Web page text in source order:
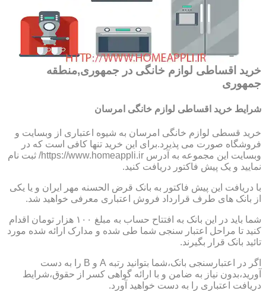
خرید اقساطی لوازم خانگی در جمهوری,منطقه
جمهوری
شرایط خرید اقساطی لوازم خانگی امرسان
خرید قسطی لوازم خانگی امرسان به شیوه اعتباری از وبسایت و
فروشگاه صورت می پذیرد.برای این خرید تنها کافی است که در
وبسایت این مجموعه به آدرس https://www.homeappli.ir/ ثبت نام
نمایید و یک پیش فاکتور دریافت کنید.
با دریافت این پیش فاکتور به بانک قرض الحسنه مهر ایران و یا یکی
از بانک های طرف قرارداد فروش اعتباری معرفی خواهید شد.
شما باید در این بانک به افتتاح حساب به مبلغ ۱۰۰ هزار تومان اقدام
کنید تا مراحل اعتبار سنجی شما طی شده و مدارک ارائه شده مورد
تائید بانک قرار بگیرند.
اگر در اعتبارسنجی بانک،شما بتوانید رتبه A و B را به دست
آورید،بدون نیاز به ضامن و با ارائه گواهی کسر از حقوق،شرایط
دریافت اعتباری را به دست خواهید آورد.